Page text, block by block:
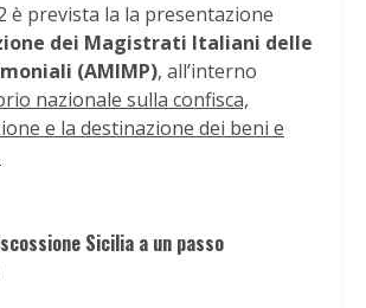
è prevista la la presentazione
dei Magistrati Italiani delle
(AMIMP), all’interno
nazionale sulla confisca,
e la destinazione dei beni e
Sicilia a un passo